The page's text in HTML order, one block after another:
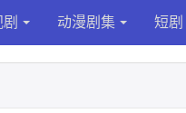
动漫剧集 短剧